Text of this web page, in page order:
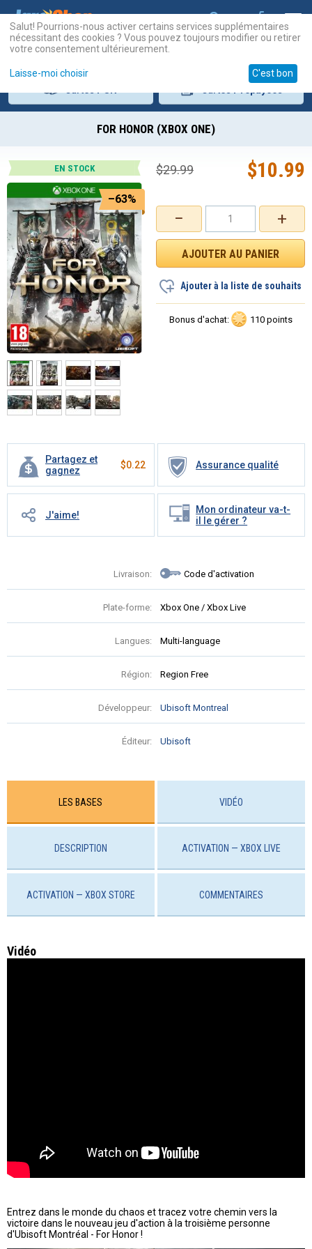
FOR HONOR (XBOX ONE)
EN STOCK
–63%
Partagez et
gagnez
$0.22 Assurance qualité
J'aime!
Mon ordinateur va-t-
il le gérer ?
Livraison: Code d'activation
Plate-forme: Xbox One / Xbox Live
Langues: Multi-language
Région: Region Free
Développeur: Ubisoft Montreal
Éditeur: Ubisoft
+
−
$10.99
$29.99
Ajouter à la liste de souhaits
Bonus d'achat: 110 points
LES BASES VIDÉO
DESCRIPTION ACTIVATION — XBOX LIVE
ACTIVATION — ХBOX STORE COMMENTAIRES
Vidéo
Entrez dans le monde du chaos et tracez votre chemin vers la
victoire dans le nouveau jeu d'action à la troisième personne
d'Ubisoft Montréal - For Honor !
Salut! Pourrions-nous activer certains services supplémentaires
nécessitant des cookies ? Vous pouvez toujours modifier ou retirer
votre consentement ultérieurement.
Laisse-moi choisir C'est bon